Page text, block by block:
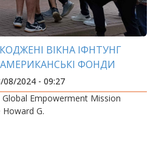
ВІКНА ІФНТУНГ
ФОНДИ
08/2024 - 09:27
Global Empowerment Mission
Howard G.